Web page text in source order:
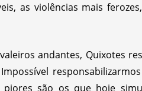
as violências mais
andantes, Quixotes
são os que hoje